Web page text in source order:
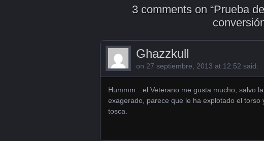
3 comments on “Prueba
Ghazzkull
on 27 septiembre, 2013 at 12:52 said:
Hummm…el Veterano me gusta mucho, salvo
exagerado, parece que le ha explotado el
tosca.